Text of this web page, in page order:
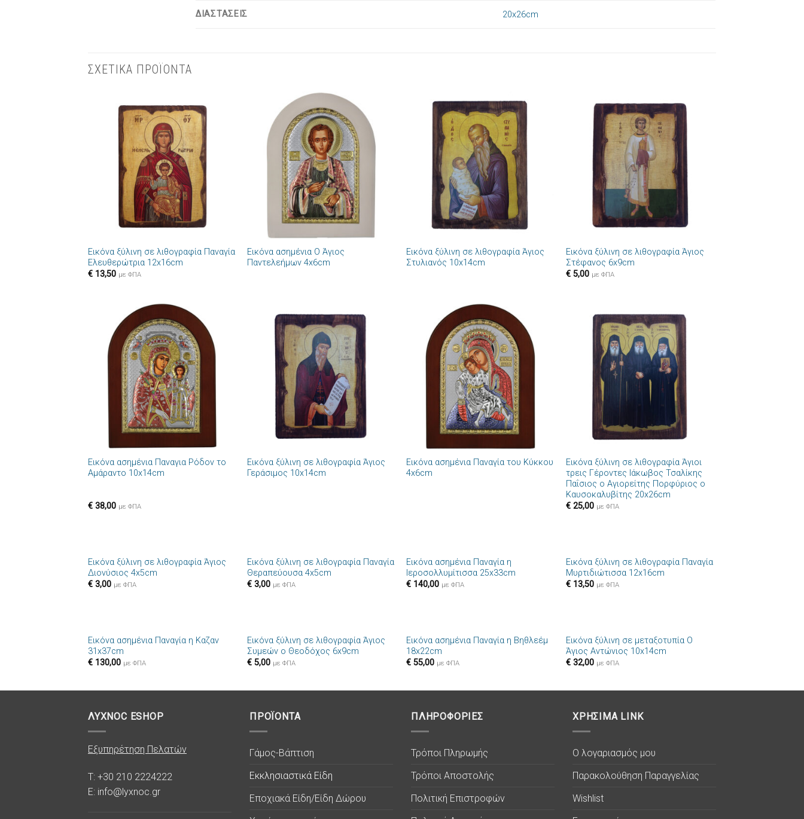
ΔΙΑΣΤΑΣΕΙΣ 20x26cm
ΣΧΕΤΙΚΑ ΠΡΟΪΟΝΤΑ
Πρόσθήκη
στην λίστα
επιθυμιών
Εικόνα ξύλινη σε λιθογραφία Παναγία
Ελευθερώτρια 12x16cm
€13,50 με ΦΠΑ
Πρόσθήκη
στην λίστα
επιθυμιών
Εικόνα ασημένια Ο Άγιος
Παντελεήμων 4x6cm
Πρόσθήκη
στην λίστα
επιθυμιών
Εικόνα ξύλινη σε λιθογραφία Άγιος
Στυλιανός 10x14cm
Πρόσθήκη
στην λίστα
επιθυμιών
Εικόνα ξύλινη σε λιθογραφία Άγιος
Στέφανος 6x9cm
€5,00 με ΦΠΑ
Πρόσθήκη
στην λίστα
επιθυμιών
Εικόνα ασημένια Παναγια Ρόδον το
Αμάραντο 10x14cm
€38,00 με ΦΠΑ
Πρόσθήκη
στην λίστα
επιθυμιών
Εικόνα ξύλινη σε λιθογραφία Άγιος
Γεράσιμος 10x14cm
Πρόσθήκη
στην λίστα
επιθυμιών
Εικόνα ασημένια Παναγία του Κύκκου
4x6cm
Πρόσθήκη
επιθυμιών
Εικόνα ξύλινη σε λιθογραφία Άγιοι
τρεις Γέροντες Ιάκωβος Τσαλίκης
Παΐσιος ο Αγιορείτης Πορφύριος ο
Καυσοκαλυβίτης 20x26cm
€25,00 με ΦΠΑ
Πρόσθήκη
Εικόνα ξύλινη σε λιθογραφία Άγιος
Διονύσιος 4x5cm
€3,00 με ΦΠΑ
Πρόσθήκη
Εικόνα ξύλινη σε λιθογραφία Παναγία
Θεραπεύουσα 4x5cm
€ 3,00 με ΦΠΑ
στην λίστα
Εικόνα ασημένια Παναγία η
Ιεροσολλυμίτισσα 25x33cm
€ 140,00 με ΦΠΑ
Πρόσθήκη
Εικόνα ξύλινη σε λιθογραφία Παναγία
Μυρτιδιώτισσα 12x16cm
€13,50 με ΦΠΑ
Πρόσθήκη
Εικόνα ασημένια Παναγία η Καζαν
31x37cm
€130,00 με ΦΠΑ
Πρόσθήκη
στην λίστα
Εικόνα ξύλινη σε λιθογραφία Άγιος
Συμεών ο Θεοδόχος 6x9cm
€ 5,00 με ΦΠΑ
Πρόσθήκη
Εικόνα ασημένια Παναγία η Βηθλεέμ
18x22cm
€ 55,00 με ΦΠΑ
Πρόσθήκη
Εικόνα ξύλινη σε μεταξοτυπία Ο
Άγιος Αντώνιος 10x14cm
€32,00 με ΦΠΑ
ΛΥΧΝΟC ESHOP
Εξυπηρέτηση Πελατών
T: +30 210 2224222
E: info@lyxnoc.gr
ΠΡΟΪΟΝΤΑ
Γάμος-Βάπτιση
Εκκλησιαστικά Είδη
Εποχιακά Είδη/Είδη Δώρου
ΠΛΗΡΟΦΟΡΙΕΣ
Τρόποι Πληρωμής
Τρόποι Αποστολής
Πολιτική Επιστροφών
ΧΡΗΣΙΜΑ LINK
Ο λογαριασμός μου
Παρακολούθηση Παραγγελίας
Wishlist